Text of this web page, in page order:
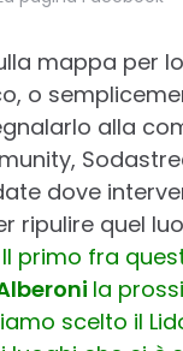
mappa per
o
alla
dove
ripulire quel
Il primo fra
la
scelto il